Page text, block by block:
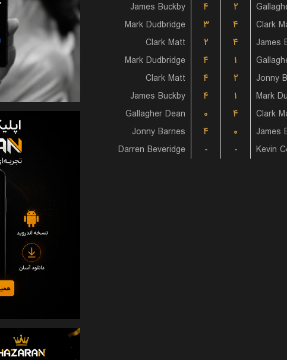
James Buckby
۴ ۲
Mark Dudbridge
۳ ۴ Clark
Clark Matt
۲ ۴ James
Mark Dudbridge
۴ ۱
Clark Matt
۴ ۲ Jonny
James Buckby
۴ ۱ Mark
Gallagher Dean
۰ ۴ Clark
Jonny Barnes
۴ ۰ James
Darren Beveridge
- - Kevin